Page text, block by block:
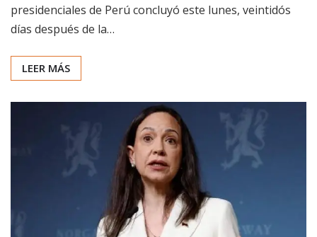
presidenciales de Perú concluyó este lunes, veintidós
días después de la…
LEER MÁS